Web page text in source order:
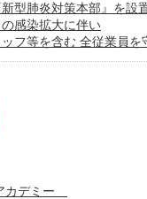
型肺炎対策本部』を設
感染拡大に伴い
フ等を含む 全従業員を
カデミー